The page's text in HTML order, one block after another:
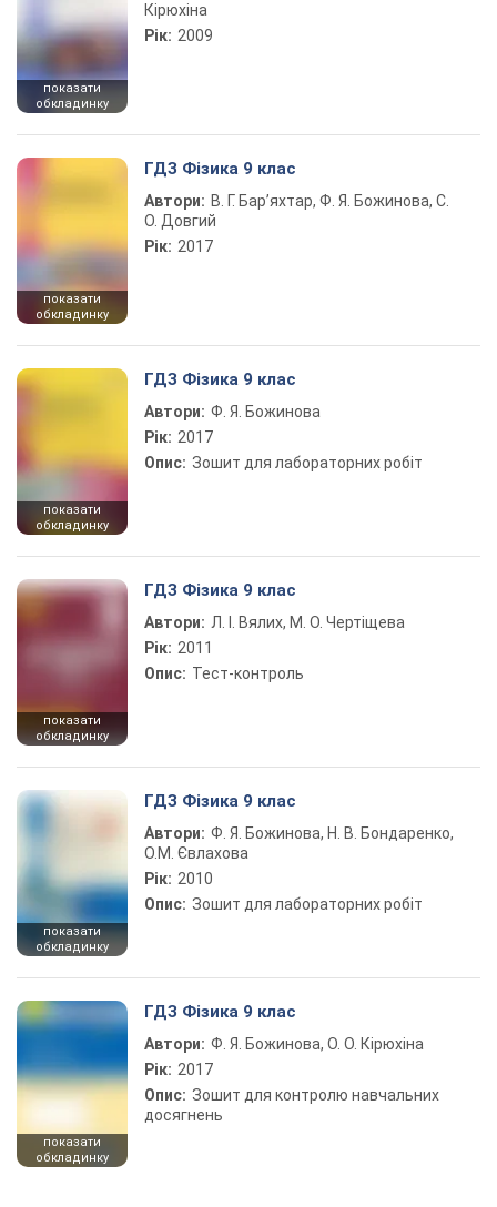
показати
обкладинку
Кірюхіна
Рік: 2009
показати
обкладинку
ГДЗ Фізика 9 клас
Автори: В. Г. Бар’яхтар, Ф. Я. Божинова, С.
О. Довгий
Рік: 2017
показати
обкладинку
ГДЗ Фізика 9 клас
Автори: Ф. Я. Божинова
Рік: 2017
Опис:
Зошит для лабораторних робіт
показати
обкладинку
ГДЗ Фізика 9 клас
Автори: Л. І. Вялих, М. О. Чертіщева
Рік: 2011
Опис: Тест-контроль
показати
обкладинку
ГДЗ Фізика 9 клас
Автори: Ф. Я. Божинова, Н. В. Бондаренко,
О.М. Євлахова
Рік: 2010
Опис: Зошит для лабораторних робіт
показати
обкладинку
ГДЗ Фізика 9 клас
Автори: Ф. Я. Божинова, О. О. Кірюхіна
Рік: 2017
Опис: Зошит для контролю навчальних
досягнень